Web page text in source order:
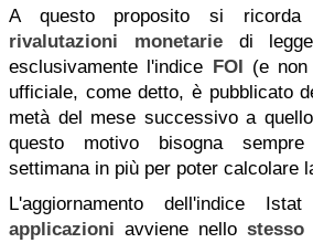
A questo proposito si
rivalutazioni monetariedi legge
esclusivamente l'indice FOI (e
ufficiale, come detto, è pubblicato
metà del mese successivo a
questo motivo bisogna sempre
settimana in più per poter calcolare
L'aggiornamento dell'indice
applicazioni avviene nellostesso